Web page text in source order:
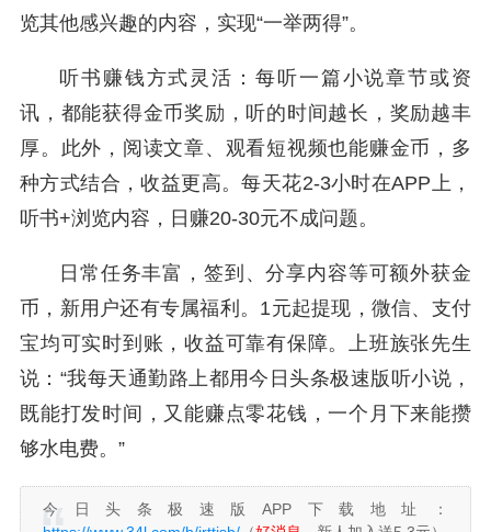
览其他感兴趣的内容，实现“一举两得”。
听书赚钱方式灵活：每听一篇小说章节或资
讯，都能获得金币奖励，听的时间越长，奖励越丰
厚。此外，阅读文章、观看短视频也能赚金币，多
种方式结合，收益更高。每天花2-3小时在APP上，
听书+浏览内容，日赚20-30元不成问题。
日常任务丰富，签到、分享内容等可额外获金
币，新用户还有专属福利。1元起提现，微信、支付
宝均可实时到账，收益可靠有保障。上班族张先生
说：“我每天通勤路上都用今日头条极速版听小说，
既能打发时间，又能赚点零花钱，一个月下来能攒
够水电费。”
今日头条极速版APP下载地址：